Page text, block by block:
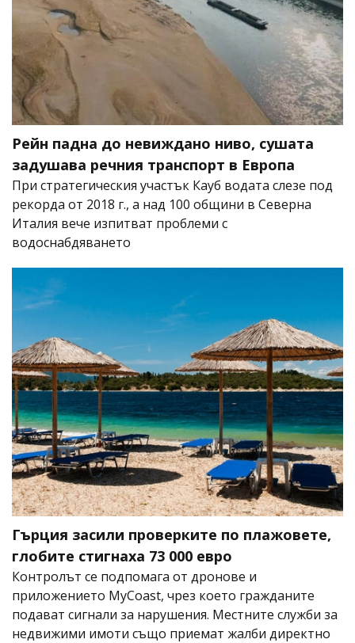
Рейн падна до невиждано ниво, сушата
задушава речния транспорт в Европа
При стратегическия участък Кауб водата слезе под
рекорда от 2018 г., а над 100 общини в Северна
Италия вече изпитват проблеми с
водоснабдяването
Гърция засили проверките по плажовете,
глобите стигнаха 73 000 евро
Контролът се подпомага от дронове и
приложението MyCoast, чрез което гражданите
подават сигнали за нарушения. Местните служби за
недвижими имоти също приемат жалби директно